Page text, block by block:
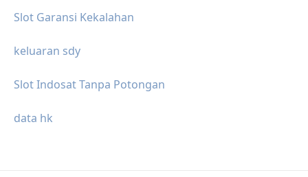
Slot Garansi Kekalahan
keluaran sdy
Slot Indosat Tanpa Potongan
data hk